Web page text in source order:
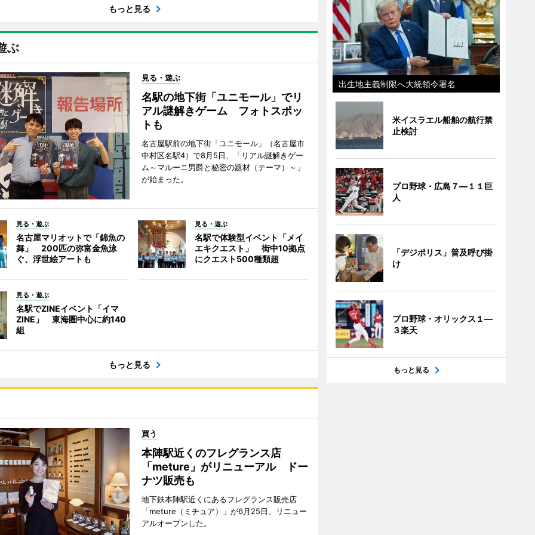
もっと見る
ぶ
見る・遊ぶ
名駅の地下街「ユニモール」でリ
アル謎解きゲーム フォトスポッ
トも
名古屋駅前の地下街「ユニモール」（名古屋市
中村区名駅4）で8月5日、「リアル謎解きゲー
ム～マルーニ男爵と秘密の題材（テーマ）～」
が始まった。
見る・遊ぶ
名古屋マリオットで「錦魚の
舞」 200匹の弥富金魚泳
ぐ、浮世絵アートも
見る・遊ぶ
名駅で体験型イベント「メイ
エキクエスト」 街中10拠点
にクエスト500種類超
見る・遊ぶ
名駅でZINEイベント「イマ
ZINE」 東海圏中心に約140
組
もっと見る
買う
本陣駅近くのフレグランス店
「meture」がリニューアル ドー
ナツ販売も
地下鉄本陣駅近くにあるフレグランス販売店
「meture（ミチュア）」が6月25日、リニュー
アルオープンした。
出生地主義制限へ大統領令署名
米イスラエル船舶の航行禁
止検討
プロ野球・広島７―１１巨
人
「デジポリス」普及呼び掛
け
プロ野球・オリックス１―
３楽天
もっと見る